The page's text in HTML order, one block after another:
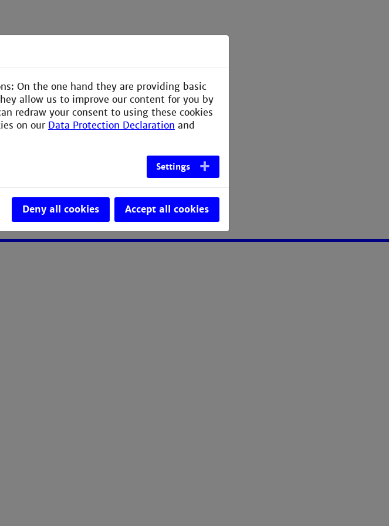
On the one hand they are providing basic
allow us to improve our content for you by
redraw your consent to using these cookies
on our Data Protection Declaration and
Settings
Deny all cookies Accept all cookies